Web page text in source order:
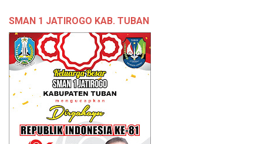
SMAN 1 JATIROGO KAB. TUBAN